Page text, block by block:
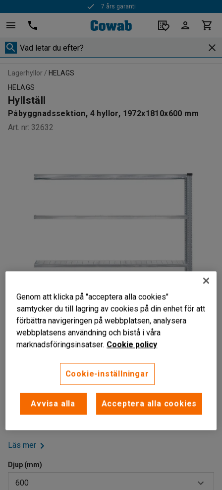
7 års garanti
Lagerhyllor
HELAGS
HELAGS
Hyllställ
Påbyggnadssektion, 4 hyllor, 1972x1810x600 mm
Art. nr: 32632
Liknande produkter
Justerbara hyllplan
Påbyggnadssektion till hyllställ för utökad förvaring. Fyra
justerbara hyllplan. Krävs inga skruvar eller bultar för
Läs mer
Djup (mm)
600
Genom att klicka på "acceptera alla cookies"
samtycker du till lagring av cookies på din enhet för att
förbättra navigeringen på webbplatsen, analysera
webbplatsens användning och bistå i våra
marknadsföringsinsatser. Cookie policy
Cookie-inställningar
Avvisa alla Acceptera alla cookies